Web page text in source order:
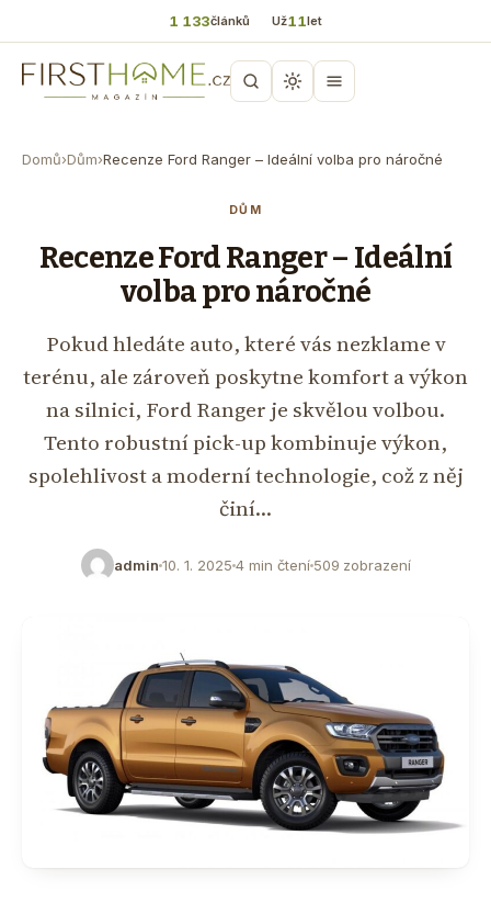
1 133článků Už11let
Domů›Dům›Recenze Ford Ranger – Ideální volba pro náročné
DŮM
Recenze Ford Ranger – Ideální
volba pro náročné
Pokud hledáte auto, které vás nezklame v
terénu, ale zároveň poskytne komfort a výkon
na silnici, Ford Ranger je skvělou volbou.
Tento robustní pick-up kombinuje výkon,
spolehlivost a moderní technologie, což z něj
činí…
admin 10. 1. 2025 4 min čtení509 zobrazení